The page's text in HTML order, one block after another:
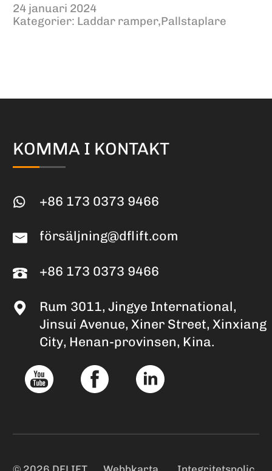
24 januari 2024
Kategorier: Laddar ramper,Pallstaplare
KOMMA I KONTAKT
+86 173 0373 9466
försäljning@dflift.com
+86 173 0373 9466
Rum 3011, Jingye International,
Jinsui Avenue, Xiner Street, Xinxiang
City, Henan-provinsen, Kina.